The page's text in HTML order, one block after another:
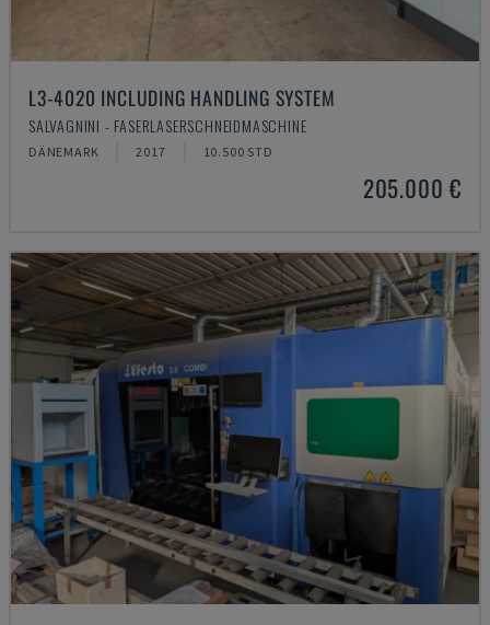
L3-4020 INCLUDING HANDLING SYSTEM
SALVAGNINI - FASERLASERSCHNEIDMASCHINE
DÄNEMARK 2017 10.500 STD
205.000 €